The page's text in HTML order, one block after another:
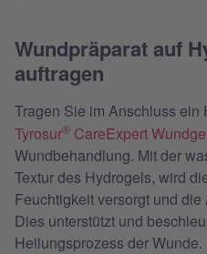
Wundpräparat auf
auftragen
Tragen Sie im Anschluss ein
Tyrosur® CareExpert
Wundbehandlung. Mit der
Textur des Hydrogels, wird
Feuchtigkeit versorgt und
Dies unterstützt und
Heilungsprozess der Wunde.